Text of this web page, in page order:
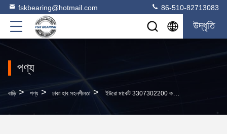
fskbearing@hotmail.com 86-510-82713083
উদ্ধৃতি
পণ্য
বাড়ি > পণ্য > চাকা হাব সহনশীলতা > ইউরো মার্কেট 3307302200 কমপ্যাক্ট ট্যানারড রোলার লেয়ারিং ইউনিট 82*138*110mm